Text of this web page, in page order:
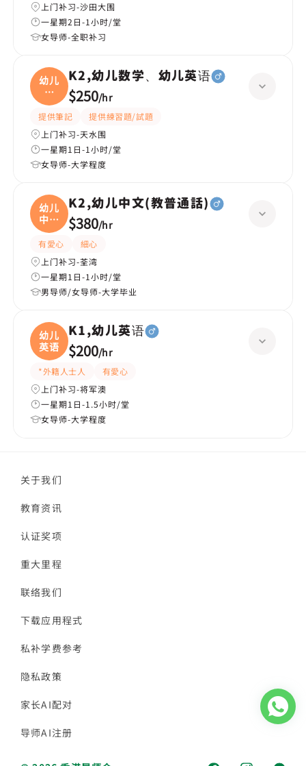
上门补习-沙田大围
一星期2日-1小时/堂
女导师-全职补习
幼儿
数
学、
K2,幼儿数学、幼儿英语
$250/hr
提供筆記
提供練習題/試題
上门补习-天水围
一星期1日-1小时/堂
女导师-大学程度
幼儿
中文
(
K2,幼儿中文(教普通話)
$380/hr
有愛心
細心
上门补习-荃湾
一星期1日-1小时/堂
男导师/女导师-大学毕业
幼儿
英语
K1,幼儿英语
$200/hr
*外籍人士人
有愛心
上门补习-将军澳
一星期1日-1.5小时/堂
女导师-大学程度
关于我们
教育资讯
认证奖项
重大里程
联络我们
下载应用程式
私补学费参考
隐私政策
家长AI配对
导师AI注册